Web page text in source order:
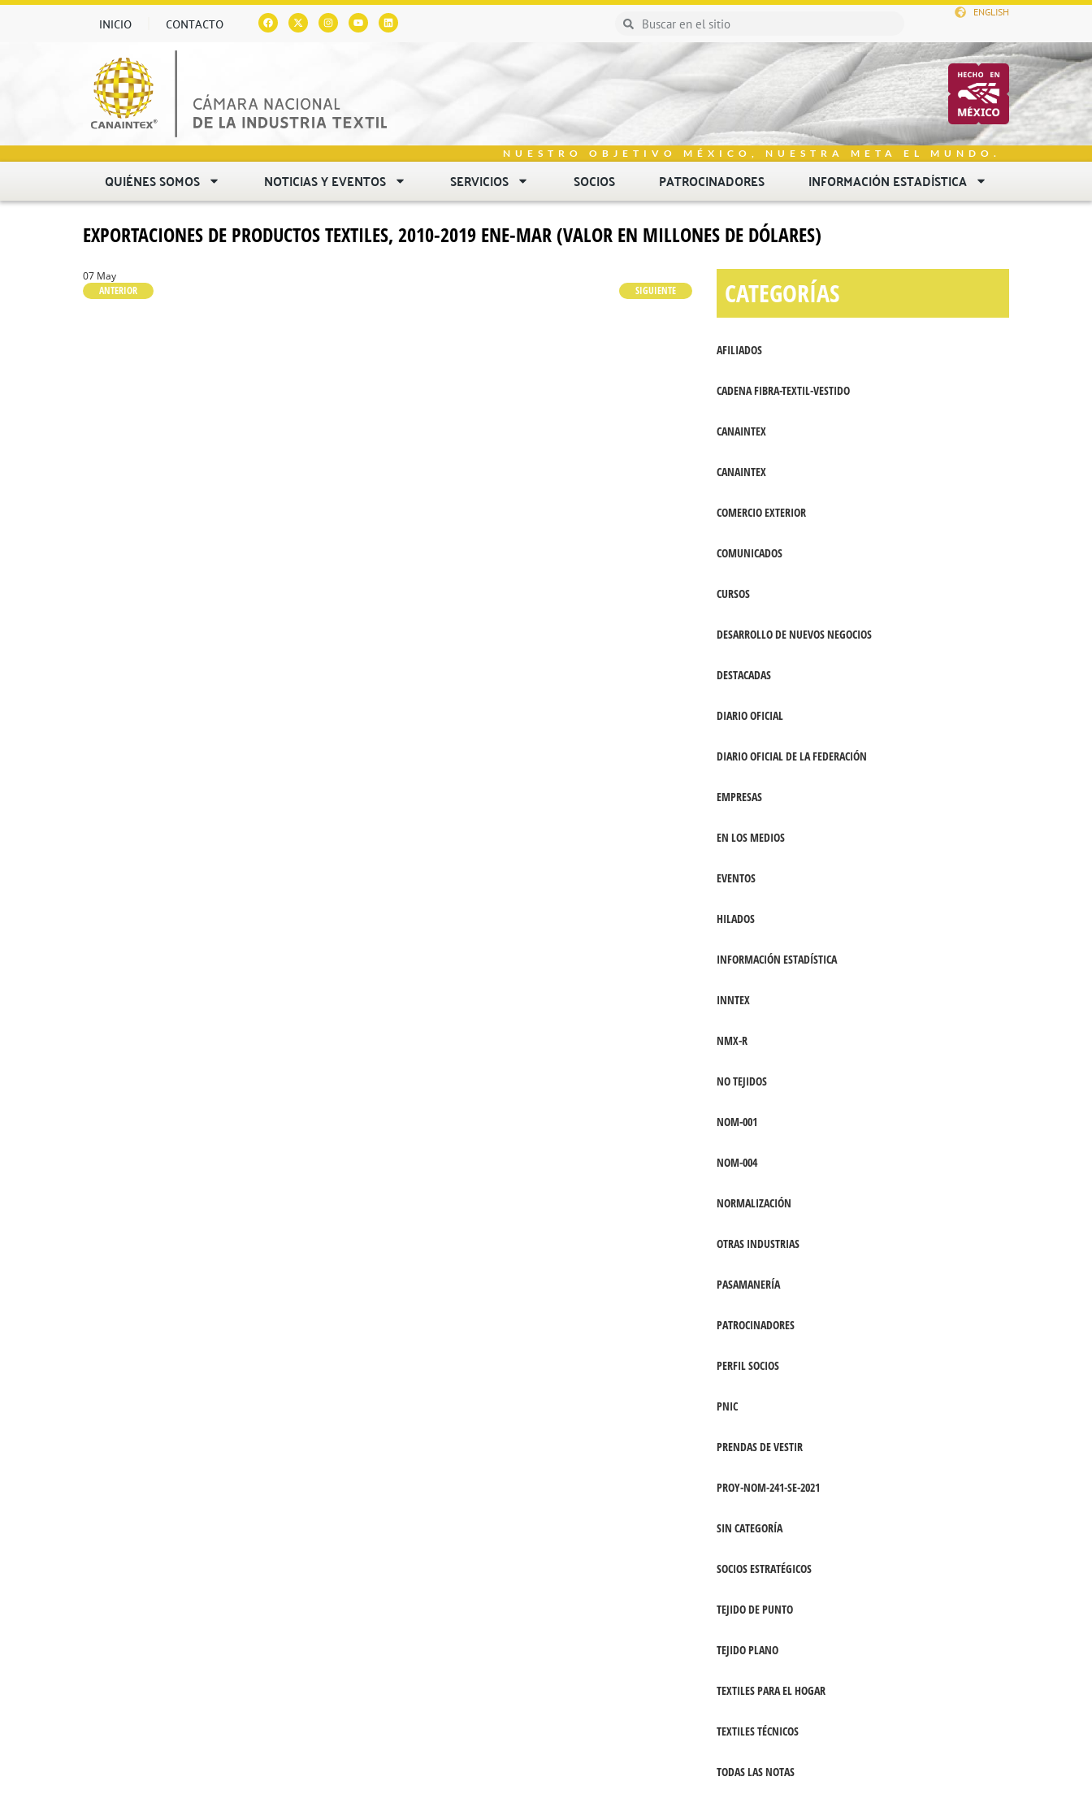
INICIO CONTACTO
ENGLISH
NUESTRO OBJETIVO MÉXICO, NUESTRA META EL MUNDO.
QUIÉNES SOMOS NOTICIAS Y EVENTOS SERVICIOS SOCIOS PATROCINADORES INFORMACIÓN ESTADÍSTICA
EXPORTACIONES DE PRODUCTOS TEXTILES, 2010-2019 ENE-MAR (VALOR EN MILLONES DE DÓLARES)
07 May
ANTERIOR
SIGUIENTE CATEGORÍAS
AFILIADOS
CADENA FIBRA-TEXTIL-VESTIDO
CANAINTEX
CANAINTEX
COMERCIO EXTERIOR
COMUNICADOS
CURSOS
DESARROLLO DE NUEVOS NEGOCIOS
DESTACADAS
DIARIO OFICIAL
DIARIO OFICIAL DE LA FEDERACIÓN
EMPRESAS
EN LOS MEDIOS
EVENTOS
HILADOS
INFORMACIÓN ESTADÍSTICA
INNTEX
NMX-R
NO TEJIDOS
NOM-001
NOM-004
NORMALIZACIÓN
OTRAS INDUSTRIAS
PASAMANERÍA
PATROCINADORES
PERFIL SOCIOS
PNIC
PRENDAS DE VESTIR
PROY-NOM-241-SE-2021
SIN CATEGORÍA
SOCIOS ESTRATÉGICOS
TEJIDO DE PUNTO
TEJIDO PLANO
TEXTILES PARA EL HOGAR
TEXTILES TÉCNICOS
TODAS LAS NOTAS